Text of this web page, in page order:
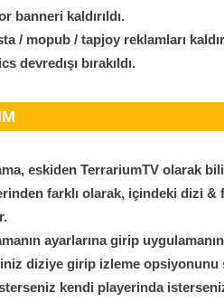
banneri kaldırıldı.
/ mopub / tapjoy reklamları
devredışı bırakıldı.
eskiden TerrariumTV olarak
farklı olarak, içindeki dizi
ayarlarına girip
diziye girip izleme opsiyonunu
kendi playerinda